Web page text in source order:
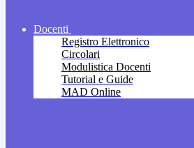
Docenti
Registro Elettronico
Circolari
Modulistica Docenti
Tutorial e Guide
MAD Online